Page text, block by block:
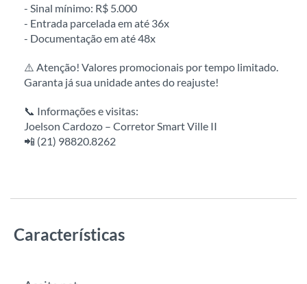
- Sinal mínimo: R$ 5.000
- Entrada parcelada em até 36x
- Documentação em até 48x
⚠️ Atenção! Valores promocionais por tempo limitado.
Garanta já sua unidade antes do reajuste!
📞 Informações e visitas:
Joelson Cardozo – Corretor Smart Ville II
📲 (21) 98820.8262
Características